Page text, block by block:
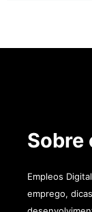
Sobre
Empleos
emprego,